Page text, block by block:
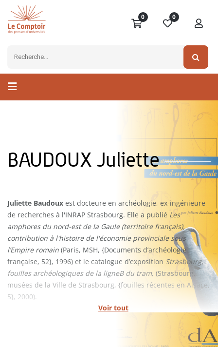
0 0
BAUDOUX Juliette
Voir tout
Juliette Baudoux est docteure en archéologie, ex-ingénieure
de recherches à l'INRAP Strasbourg. Elle a publié Les
amphores du nord-est de la Gaule (territoire français),
contribution à l'histoire de l'économie provinciale sous
l’Empire romain (Paris, MSH, {Documents d’archéologie
française, 52}, 1996) et le catalogue d’exposition Strasbourg,
fouilles archéologiques de la ligneB du tram, (Strasbourg,
musées de la Ville de Strasbourg, {fouilles récentes en Alsace,
5}, 2000).